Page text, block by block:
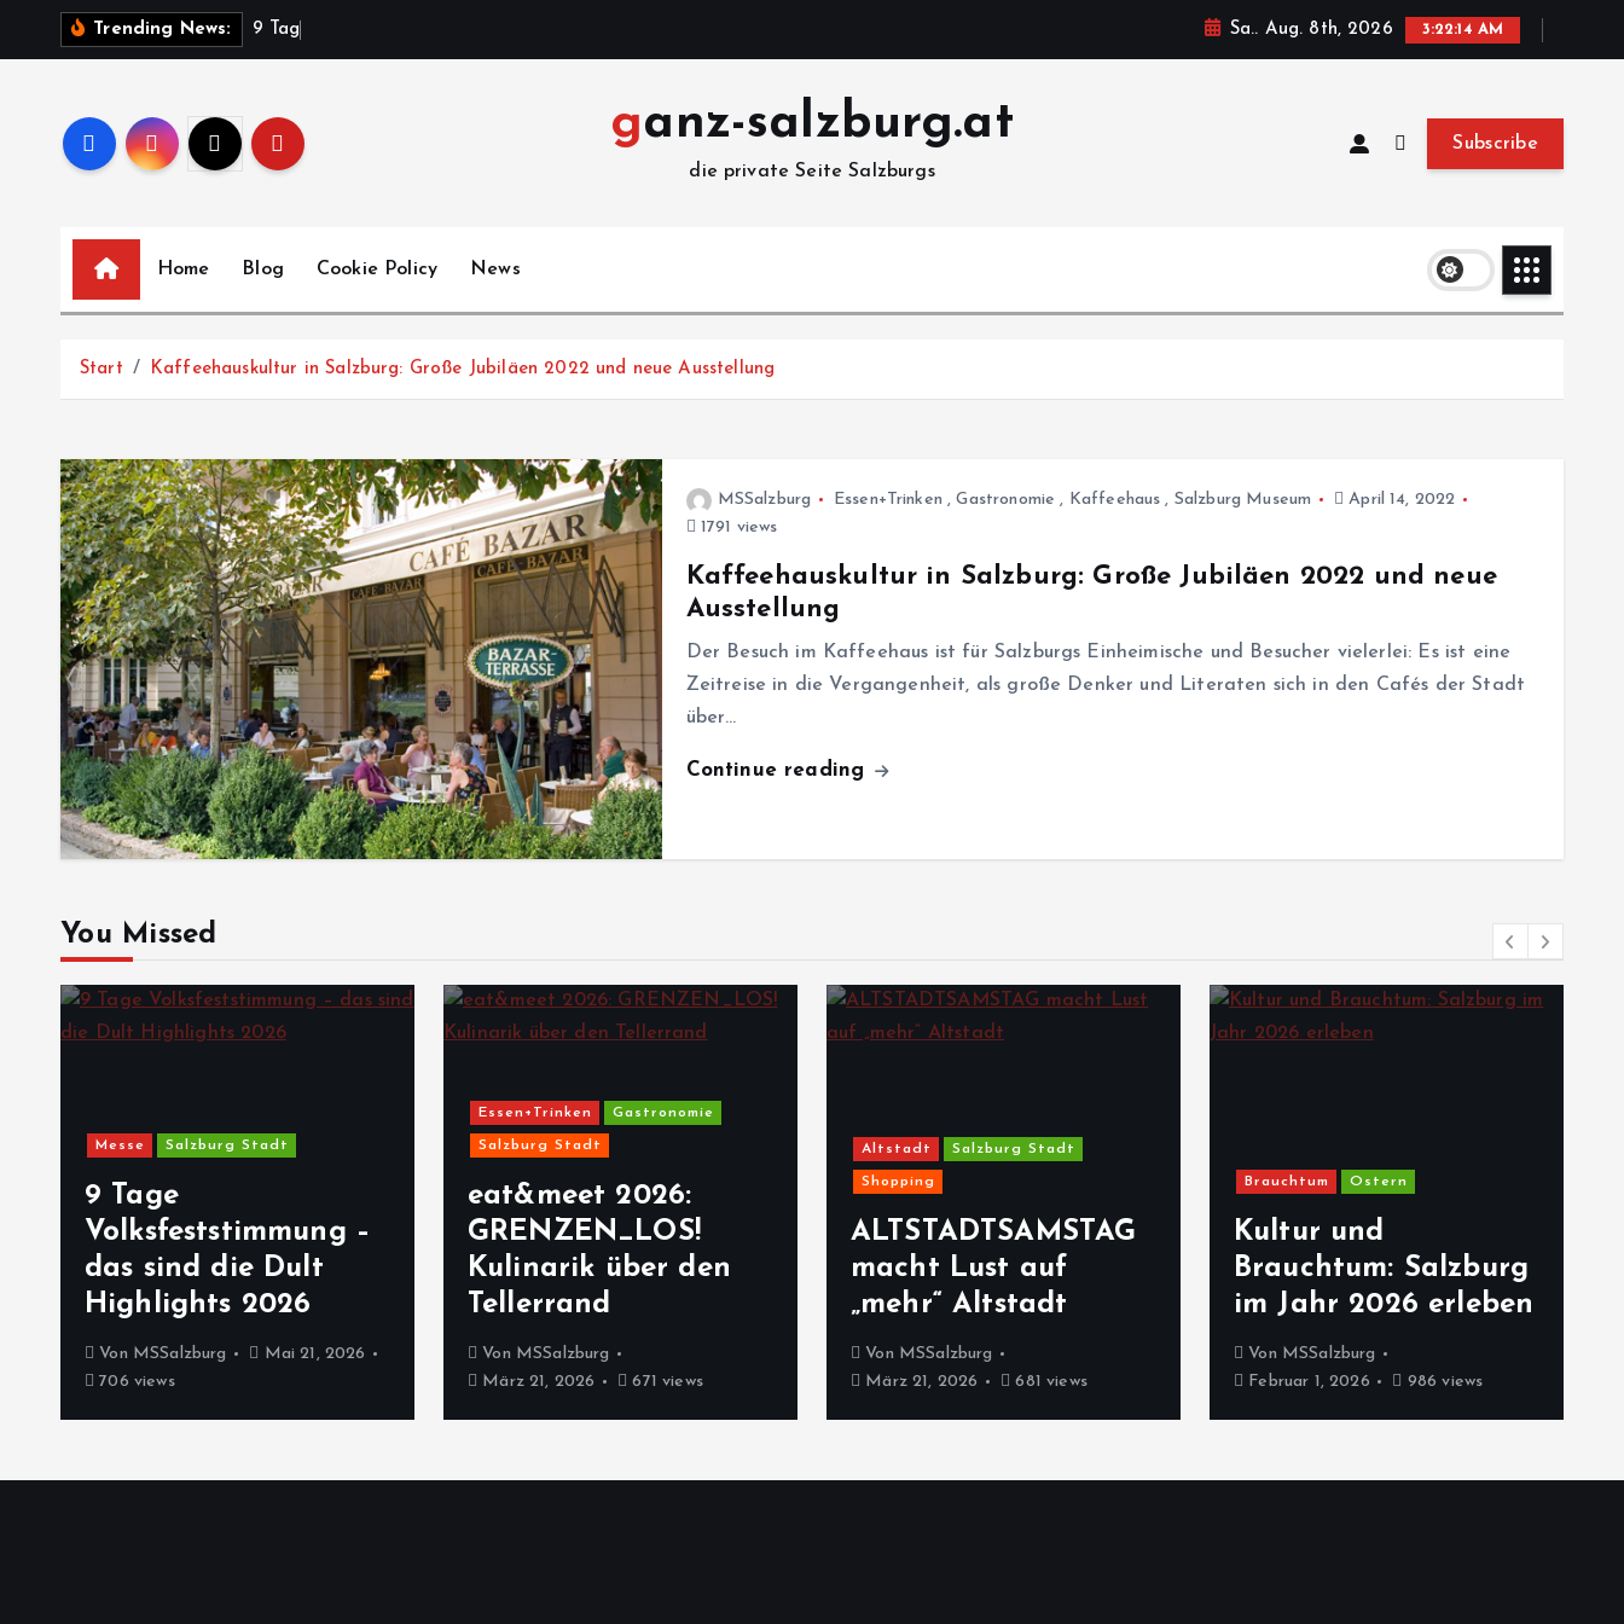
Trending News: 9 ag Sa.. Aug. 8th, 2026 3:22:14 AM
ganz-salzburg.at
die private Seite Salzburgs
Subscribe
Home Blog Cookie Policy News
Start Kaffeehauskultur in Salzburg: Große Jubiläen 2022 und neue Ausstellung
MSSalzburg Essen+Trinken ,Gastronomie , Kaffeehaus , Salzburg Museum
April 14, 2022
1791 views
Kaffeehauskultur in Salzburg: Große Jubiläen 2022 und neue
Ausstellung
Der Besuch im Kaffeehaus ist für Salzburgs Einheimische und Besucher vielerlei: Es ist eine
Zeitreise in die Vergangenheit, als große Denker und Literaten sich in den Cafés der Stadt
über…
Continue reading
You Missed
Messe Salzburg Stadt
9 Tage
Volksfeststimmung –
das sind die Dult
Highlights 2026
Von MSSalzburg
Mai 21, 2026
706 views
Essen+Trinken Gastronomie
Salzburg Stadt
eat&meet 2026:
GRENZEN_LOS!
Kulinarik über den
Tellerrand
Von MSSalzburg
März 21, 2026
671 views
Altstadt Salzburg Stadt
Shopping
ALTSTADTSAMSTAG
macht Lust auf
„mehr“ Altstadt
Von MSSalzburg
März 21, 2026
681 views
Brauchtum Ostern
Kultur und
Brauchtum: Salzburg
im Jahr 2026 erleben
Von MSSalzburg
Februar 1, 2026
986 views